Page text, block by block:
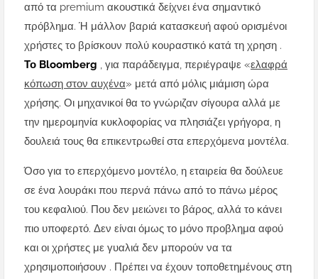
από τα premium ακουστικά δείχνει ένα σημαντικό
πρόβλημα. Ή μάλλον βαριά κατασκευή αφού ορισμένοι
χρήστες το βρίσκουν πολύ κουραστικό κατά τη χρηση .
Το Bloomberg , για παράδειγμα, περιέγραψε «ελαφρά
κόπωση στον αυχένα» μετά από μόλις μιάμιση ώρα
χρήσης. Οι μηχανικοί θα το γνώριζαν σίγουρα αλλά με
την ημερομηνία κυκλοφορίας να πλησιάζει γρήγορα, η
δουλειά τους θα επικεντρωθεί στα επερχόμενα μοντέλα.
Όσο για το επερχόμενο μοντέλο, η εταιρεία θα δούλευε
σε ένα λουράκι που περνά πάνω από το πάνω μέρος
του κεφαλιού. Που δεν μειώνει το βάρος, αλλά το κάνει
πιο υποφερτό. Δεν είναι όμως το μόνο προβλημα αφού
και οι χρήστες με γυαλιά δεν μπορούν να τα
χρησιμοποιήσουν . Πρέπει να έχουν τοποθετημένους στη